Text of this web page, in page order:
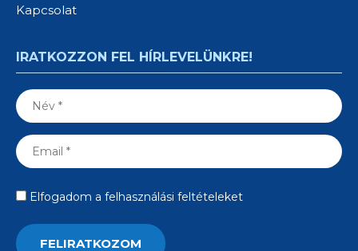
Kapcsolat
IRATKOZZON FEL HÍRLEVELÜNKRE!
Elfogadom a felhasználási feltételeket